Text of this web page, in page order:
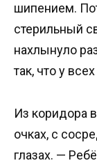
шипением.
стерильный
нахлынуло
так, что у
Из коридора
очках, с
глазах. —